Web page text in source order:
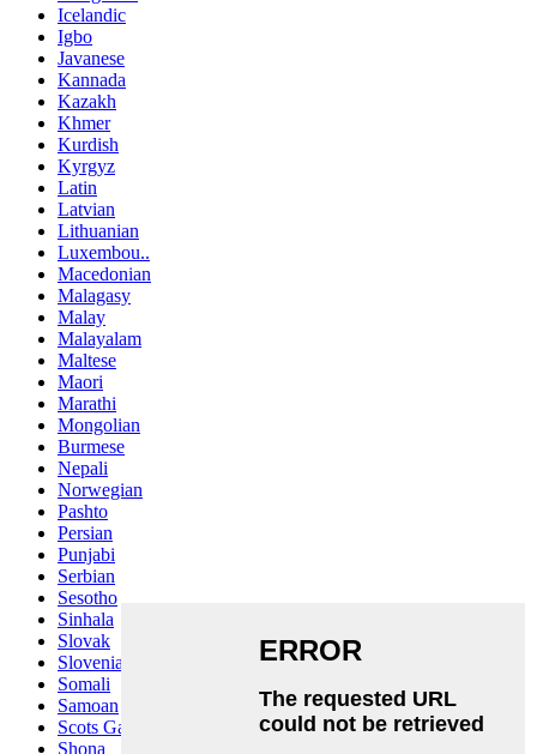
Icelandic
Igbo
Javanese
Kannada
Kazakh
Khmer
Kurdish
Kyrgyz
Latin
Latvian
Lithuanian
Luxembou..
Macedonian
Malagasy
Malay
Malayalam
Maltese
Maori
Marathi
Mongolian
Burmese
Nepali
Norwegian
Pashto
Persian
Punjabi
Serbian
Sesotho
Sinhala
Slovak
Slovenian
Somali
Samoan
Scots Gaelic
Shona